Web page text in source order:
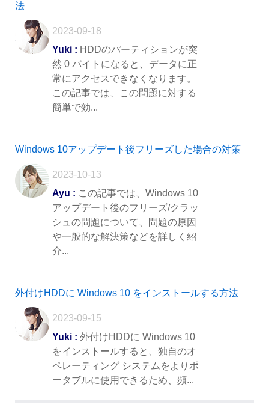
法
2023-09-18
Yuki : HDDのパーティションが突
然 0 バイトになると、データに正
常にアクセスできなくなります。
この記事では、この問題に対する
簡単で効...
Windows 10アップデート後フリーズした場合の対策
2023-10-13
Ayu : この記事では、Windows 10
アップデート後のフリーズ/クラッ
シュの問題について、問題の原因
や一般的な解決策などを詳しく紹
介...
外付けHDDに Windows 10 をインストールする方法
2023-09-15
Yuki : 外付けHDDに Windows 10
をインストールすると、独自のオ
ペレーティング システムをよりポ
ータブルに使用できるため、頻...